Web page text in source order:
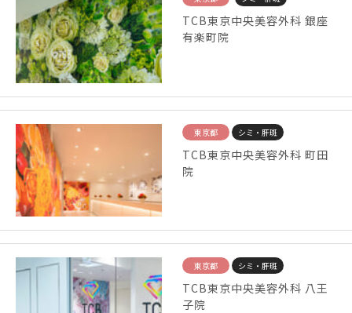
TCB東京中央美容外科 銀座
有楽町院
東京都 シミ・肝斑
TCB東京中央美容外科 町田
院
東京都 シミ・肝斑
TCB東京中央美容外科 八王
子院